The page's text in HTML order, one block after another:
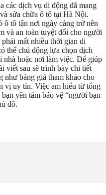
các dịch vụ di động đã mang
sửa chữa ô tô tại Hà Nội.
tô tận nơi ngày càng trở nên
và an toàn tuyệt đối cho người
mất nhiều thời gian di
thể chủ động lựa chọn dịch
nhà hoặc nơi làm việc. Để giúp
viết sau sẽ trình bày chi tiết
như bảng giá tham khảo cho
vị uy tín. Việc am hiểu từ tổng
yên tâm bảo vệ “người bạn
đô.